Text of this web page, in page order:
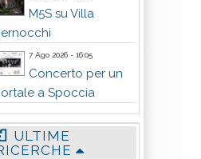
M5S su Villa
7 Ago 2026 - 16:05
Concerto per un
a Spoccia
ULTIME